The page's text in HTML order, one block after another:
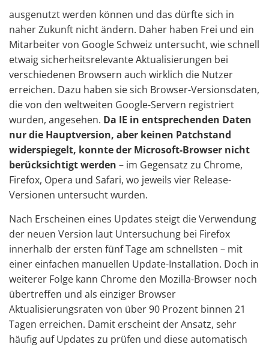
ausgenutzt werden können und das dürfte sich in
naher Zukunft nicht ändern. Daher haben Frei und ein
Mitarbeiter von Google Schweiz untersucht, wie schnell
etwaig sicherheitsrelevante Aktualisierungen bei
verschiedenen Browsern auch wirklich die Nutzer
erreichen. Dazu haben sie sich Browser-Versionsdaten,
die von den weltweiten Google-Servern registriert
wurden, angesehen. Da IE in entsprechenden Daten
nur die Hauptversion, aber keinen Patchstand
widerspiegelt, konnte der Microsoft-Browser nicht
berücksichtigt werden – im Gegensatz zu Chrome,
Firefox, Opera und Safari, wo jeweils vier Release-
Versionen untersucht wurden.
Nach Erscheinen eines Updates steigt die Verwendung
der neuen Version laut Untersuchung bei Firefox
innerhalb der ersten fünf Tage am schnellsten – mit
einer einfachen manuellen Update-Installation. Doch in
weiterer Folge kann Chrome den Mozilla-Browser noch
übertreffen und als einziger Browser
Aktualisierungsraten von über 90 Prozent binnen 21
Tagen erreichen. Damit erscheint der Ansatz, sehr
häufig auf Updates zu prüfen und diese automatisch